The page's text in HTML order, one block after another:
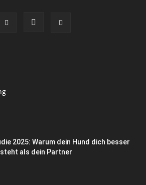
2025: Warum dein Hund dich besser
als dein Partner